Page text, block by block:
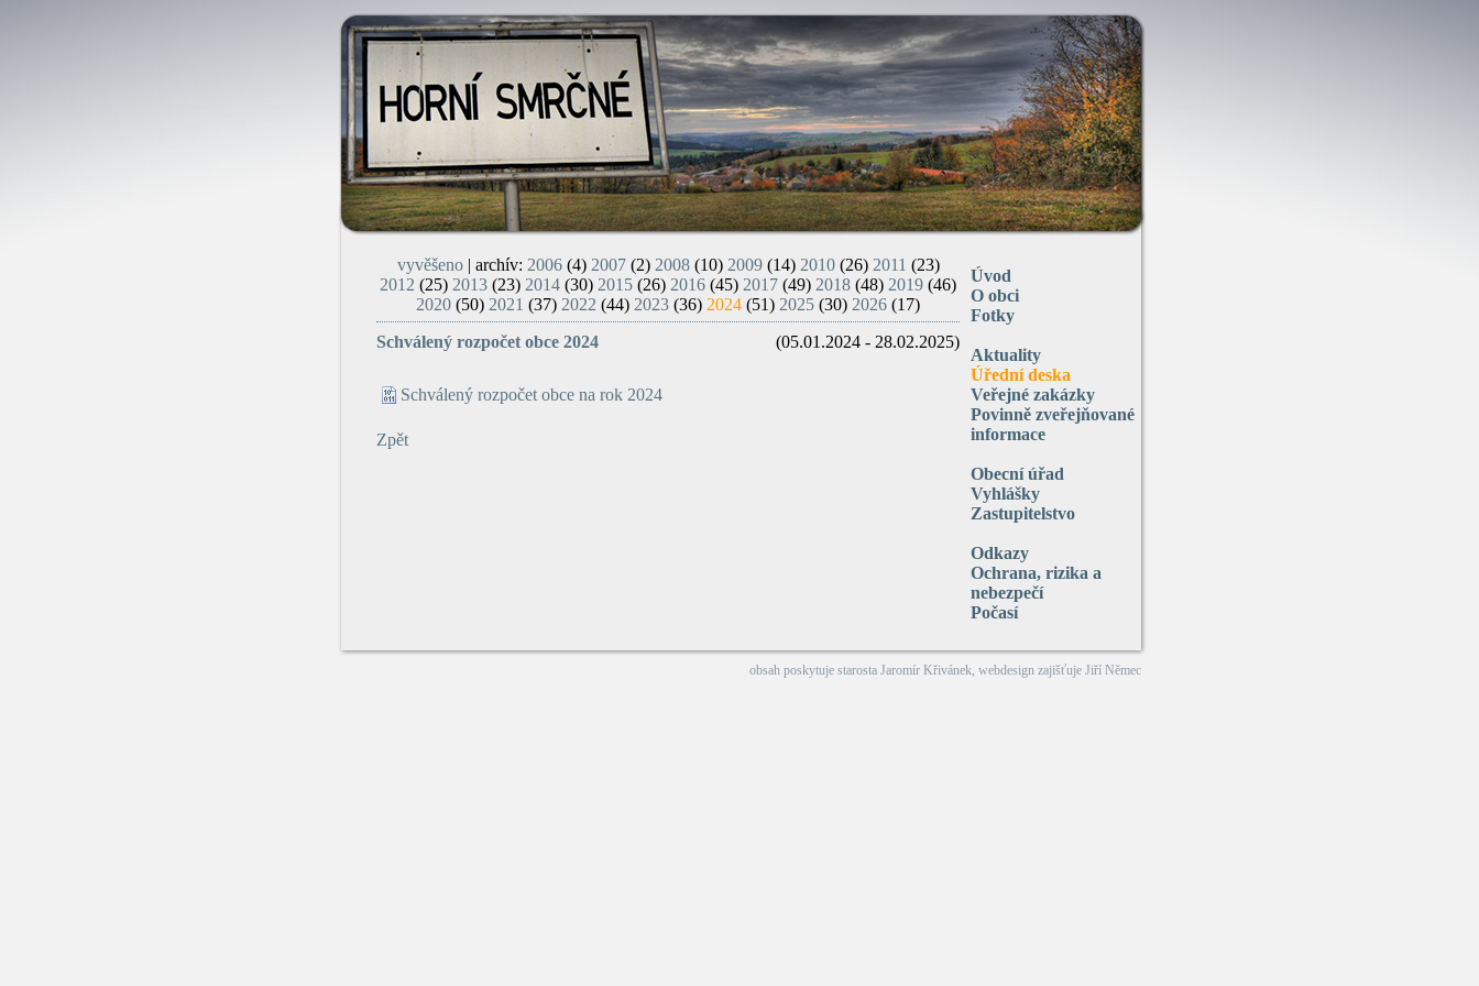
vyvěšeno| archív: 2006 (4) 2007 (2) 2008 (10) 2009 (14) 2010 (26) 2011 (23)
2012 (25) 2013 (23) 2014 (30) 2015 (26) 2016 (45) 2017 (49) 2018 (48) 2019 (46)
2020 (50) 2021 (37) 2022 (44) 2023 (36) 2024 (51) 2025 (30) 2026 (17)
Schválený rozpočet obce 2024
(05.01.2024 - 28.02.2025)
Schválený rozpočet obce na rok 2024
Zpět
Úvod
O obci
Fotky
Aktuality
Úřední deska
Veřejné zakázky
Povinně zveřejňované
informace
Obecní úřad
Vyhlášky
Zastupitelstvo
Odkazy
Ochrana, rizika a
nebezpečí
Počasí
obsah poskytuje starosta Jaromír Křivánek, webdesign zajišťuje Jiří Němec